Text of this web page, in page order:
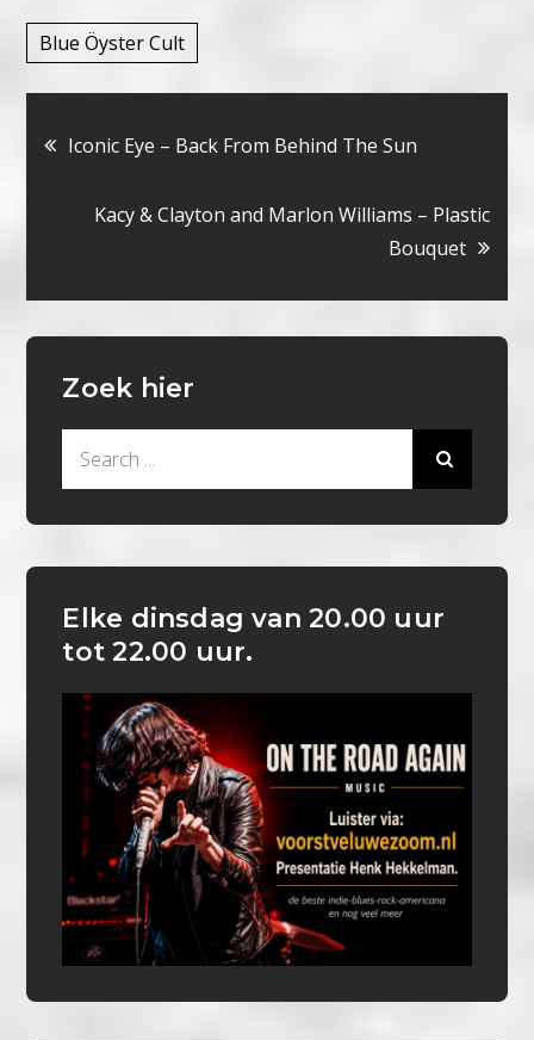
Blue Öyster Cult
Bericht
navigatie
Iconic Eye – Back From Behind The Sun
Kacy & Clayton and Marlon Williams – Plastic
Bouquet
Zoek hier
Elke dinsdag van 20.00 uur
tot 22.00 uur.